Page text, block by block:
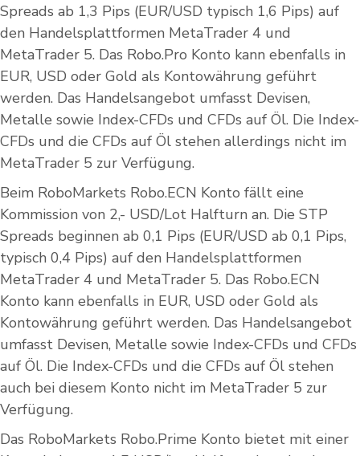
Spreads ab 1,3 Pips (EUR/USD typisch 1,6 Pips) auf
den Handelsplattformen MetaTrader 4 und
MetaTrader 5. Das Robo.Pro Konto kann ebenfalls in
EUR, USD oder Gold als Kontowährung geführt
werden. Das Handelsangebot umfasst Devisen,
Metalle sowie Index-CFDs und CFDs auf Öl. Die Index-
CFDs und die CFDs auf Öl stehen allerdings nicht im
MetaTrader 5 zur Verfügung.
Beim RoboMarkets Robo.ECN Konto fällt eine
Kommission von 2,- USD/Lot Halfturn an. Die STP
Spreads beginnen ab 0,1 Pips (EUR/USD ab 0,1 Pips,
typisch 0,4 Pips) auf den Handelsplattformen
MetaTrader 4 und MetaTrader 5. Das Robo.ECN
Konto kann ebenfalls in EUR, USD oder Gold als
Kontowährung geführt werden. Das Handelsangebot
umfasst Devisen, Metalle sowie Index-CFDs und CFDs
auf Öl. Die Index-CFDs und die CFDs auf Öl stehen
auch bei diesem Konto nicht im MetaTrader 5 zur
Verfügung.
Das RoboMarkets Robo.Prime Konto bietet mit einer